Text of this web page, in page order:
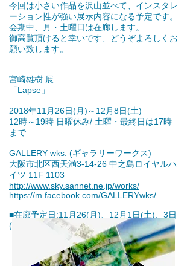
今回は小さい作品を沢山並べて、インスタレ
ーション性が強い展示内容になる予定です。
会期中、月・土曜日は在廊します。
御高覧頂けると幸いです、どうぞよろしくお
願い致します。
宮崎雄樹 展
「Lapse」
2018年11月26日(月)～12月8日(土)
12時～19時 日曜休み/ 土曜・最終日は17時
まで
GALLERY wks. (ギャラリーワークス)
大阪市北区西天満3-14-26 中之島ロイヤルハ
イツ 11F 1103
http://www.sky.sannet.ne.jp/works/
https://m.facebook.com/GALLERYwks/
■在廊予定日:11月26(月)、12月1日(土)、3日
(月)、8日(土)